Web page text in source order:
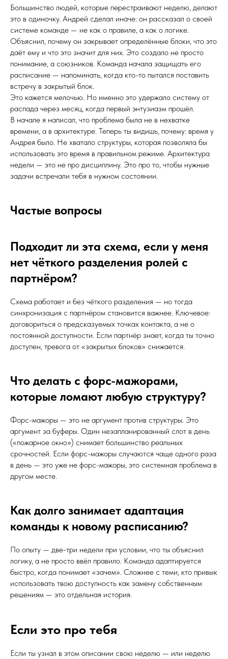
Большинство людей, которые перестраивают неделю, делают
это в одиночку. Андрей сделал иначе: он рассказал о своей
системе команде — не как о правиле, а как о логике.
Объяснил, почему он закрывает определённые блоки, что это
даёт ему и что это значит для них. Это создало не просто
понимание, а союзников. Команда начала защищать его
расписание — напоминать, когда кто-то пытался поставить
встречу в закрытый блок.
Это кажется мелочью. Но именно это удержало систему от
распада через месяц, когда первый энтузиазм прошёл.
В начале я написал, что проблема была не в нехватке
времени, а в архитектуре. Теперь ты видишь, почему: время у
Андрея было. Не хватало структуры, которая позволяла бы
использовать это время в правильном режиме. Архитектура
недели — это не про дисциплину. Это про то, чтобы нужные
задачи встречали тебя в нужном состоянии.
Частые вопросы
Подходит ли эта схема, если у меня
нет чёткого разделения ролей с
партнёром?
Схема работает и без чёткого разделения — но тогда
синхронизация с партнёром становится важнее. Ключевое:
договориться о предсказуемых точках контакта, а не о
постоянной доступности. Если партнёр знает, когда ты точно
доступен, тревога от «закрытых блоков» снижается.
Что делать с форс-мажорами,
которые ломают любую структуру?
Форс-мажоры — это не аргумент против структуры. Это
аргумент за буферы. Один незапланированный слот в день
(«пожарное окно») снимает большинство реальных
срочностей. Если форс-мажоры случаются чаще одного раза
в день — это уже не форс-мажоры, это системная проблема в
другом месте.
Как долго занимает адаптация
команды к новому расписанию?
По опыту — две-три недели при условии, что ты объяснил
логику, а не просто ввёл правило. Команда адаптируется
быстро, когда понимает «зачем». Сложнее с теми, кто привык
использовать твою доступность как замену собственным
решениям — это отдельная история.
Если это про тебя
Если ты узнал в этом описании свою неделю — или неделю